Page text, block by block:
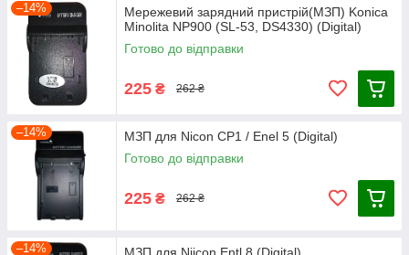
–14%
Мережевий зарядний пристрій(МЗП) Konica
Minolita NP900 (SL-53, DS4330) (Digital)
Готово до відправки
225 ₴ 262 ₴
–14%
МЗП для Nicon CP1 / Enel 5 (Digital)
Готово до відправки
225 ₴ 262 ₴
–14%